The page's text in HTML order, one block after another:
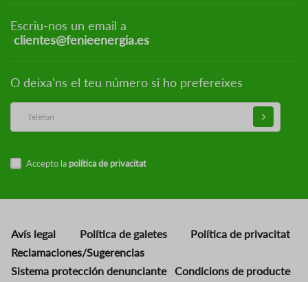
Escriu-nos un email a
clientes@fenieenergia.es
O deixa'ns el teu número si ho prefereixes
Accepto la política de privacitat
Avís legal Política de galetes
Política de privacitat
Reclamaciones/Sugerencias
Sistema protección denunciante
Condicions de producte